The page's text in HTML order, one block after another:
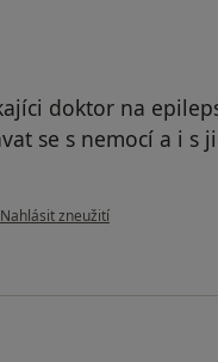
doktor na
se s nemocí a i s
podle názoru uživatele M.B.
Nahlásit zneužití